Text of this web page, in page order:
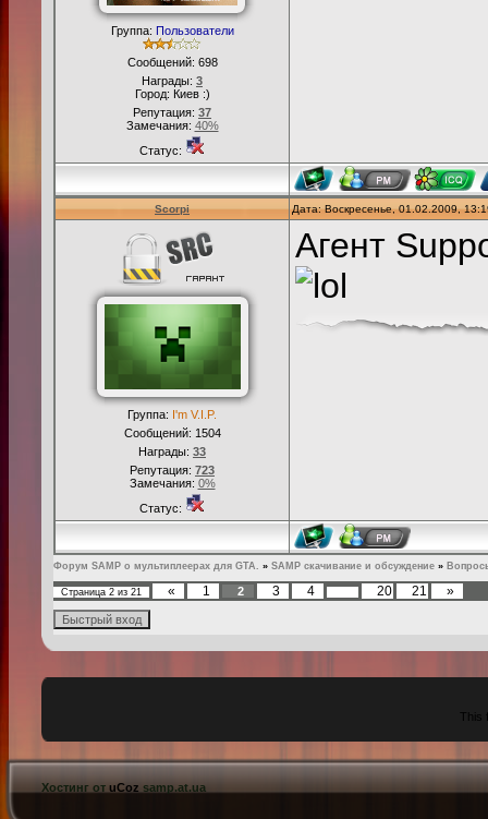
Группа: Пользователи
Сообщений: 698
Награды: 3
Город: Киев :)
Репутация: 37
Замечания: 40%
Статус:
Scorpi Дата: Воскресенье, 01.02.2009,
Группа: I'm V.I.P.
Сообщений: 1504
Награды: 33
Репутация: 723
Замечания: 0%
Статус:
Агент
Форум SAMP о мультиплеерах для GTA. » SAMP скачивание и обсуждение »
Страница 2 из 21 « 1 2 3 4 20 21 »
This
Хостинг от uCoz samp.at.ua